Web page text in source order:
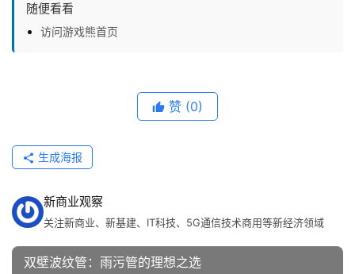
随便看看
访问游戏熊首页
赞 (0)
生成海报
新商业观察
关注新商业、新基建、IT科技、5G通信技术商用等新经济领域
双壁波纹管：雨污管的理想之选